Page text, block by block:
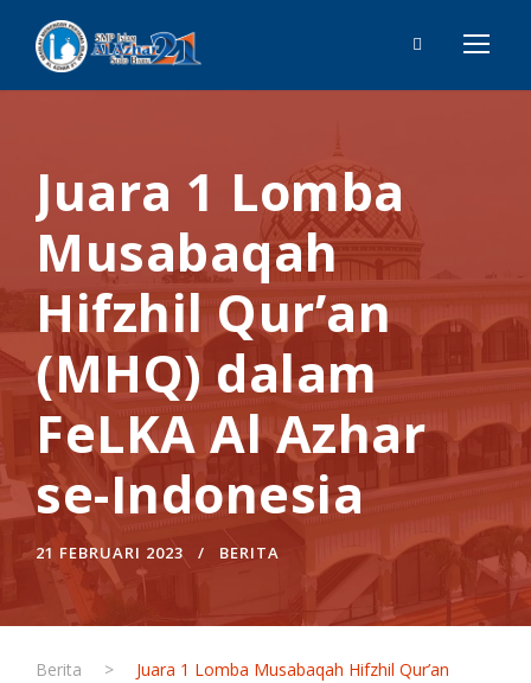
Juara 1 Lomba
Musabaqah
Hifzhil Qur’an
(MHQ) dalam
FeLKA Al Azhar
se-Indonesia
21 FEBRUARI 2023 BERITA
Berita >
Juara 1 Lomba Musabaqah Hifzhil Qur’an